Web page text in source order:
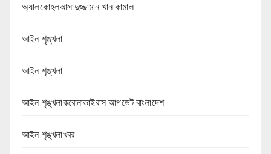
অ্যালকোহলআসাদুজ্জামান খান কামাল
আইন শৃঙ্খলা
আইন শৃঙ্খলা
আইন শৃঙ্খলাকরোনাভাইরাস আপডেট বাংলাদেশ
আইন শৃঙ্খলাখবর